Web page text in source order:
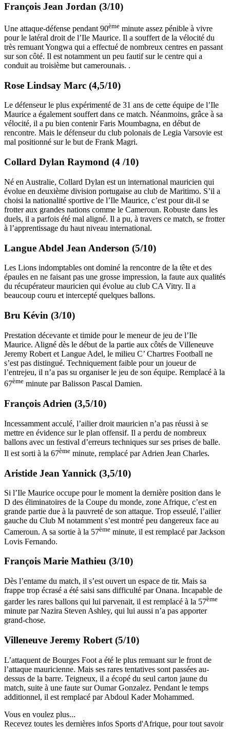
François Jean Jordan (3/10)
Une attaque-défense pendant 90ème minute assez pénible à vivre
pour le latéral droit de l’Ile Maurice. Il a souffert de la vélocité du
très remuant Yongwa qui a effectué de nombreux centres en passant
sur son côté. Il est notamment un peu fautif sur le centre qui a
conduit au troisième but camerounais. .
Rose Lindsay Marc (4,5/10)
Le défenseur le plus expérimenté de 31 ans de cette équipe de l’Ile
Maurice a également souffert dans ce match. Néanmoins, grâce à sa
vélocité, il a pu bien contenir Faris Moumbagna, en début de
rencontre. Mais le défenseur du club polonais de Legia Varsovie est
mal positionné sur le but de Frank Magri.
Collard Dylan Raymond (4 /10)
Né en Australie, Collard Dylan est un international mauricien qui
évolue en deuxième division portugaise au club de Maritimo. S’il a
choisi la nationalité sportive de l’Ile Maurice, c’est pour dit-il se
frotter aux grandes nations comme le Cameroun. Robuste dans les
duels, il a parfois été mal aligné. Il a pu, à travers ce match, se frotter
à l’apprentissage du haut niveau international.
Langue Abdel Jean Anderson (5/10)
Les Lions indomptables ont dominé la rencontre de la tête et des
épaules en ne faisant pas une grosse impression, la faute aux qualités
du récupérateur mauricien qui évolue au club CA Vitry. Il a
beaucoup couru et intercepté quelques ballons.
Bru Kévin (3/10)
Prestation décevante et timide pour le meneur de jeu de l’Ile
Maurice. Aligné dès le début de la partie aux côtés de Villeneuve
Jeremy Robert et Langue Adel, le milieu C’ Chartres Football ne
s’est pas distingué. Techniquement faible pour un joueur de
l’entrejeu, il n’a pas su organiser le jeu de son équipe. Remplacé à la
67ème minute par Balisson Pascal Damien.
François Adrien (3,5/10)
Incessamment acculé, l’ailier droit mauricien n’a pas réussi à se
mettre en évidence sur le plan offensif. Il a perdu de nombreux
ballons avec un festival d’erreurs techniques sur ses prises de balle.
Il est sorti à la 67ème minute, remplacé par Adrien Jean Charles.
Aristide Jean Yannick (3,5/10)
Si l’Ile Maurice occupe pour le moment la dernière position dans le
D des éliminatoires de la Coupe du monde, zone Afrique, c’est en
grande partie due à la pauvreté de son attaque. Trop esseulé, l’ailier
gauche du Club M notamment s’est montré peu dangereux face au
Cameroun. A sa sortie à la 57ème minute, il est remplacé par Jackson
Lovis Fernando.
François Marie Mathieu (3/10)
Dès l’entame du match, il s’est ouvert un espace de tir. Mais sa
frappe trop écrasé a été saisi sans difficulté par Onana. Incapable de
garder les rares ballons qui lui parvenait, il est remplacé à la 57ème
minute par Nazira Steven Ashley, qui lui aussi n’a pas apporter
grand-chose.
Villeneuve Jeremy Robert (5/10)
L’attaquent de Bourges Foot a été le plus remuant sur le front de
l’attaque mauricienne. Mais ses rares tentatives sont passées au-
dessus de la barre. Teigneux, il a écopé du seul carton jaune du
match, suite à une faute sur Oumar Gonzalez. Pendant le temps
additionnel, il est remplacé par Abdoul Kader Mohammed.
Vous en voulez plus...
Recevez toutes les dernières infos Sports d'Afrique, pour tout savoir